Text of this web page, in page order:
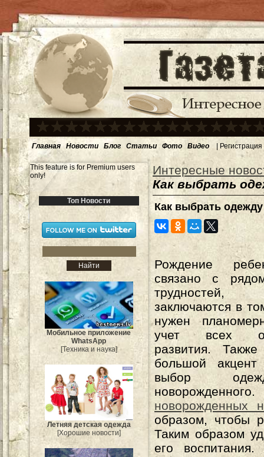
Главная Новости Блог Статьи Фото Видео | Регистрация
This feature is for Premium users
only!
Топ Новости
Мобильное приложение
WhatsApp
[Техника и наука]
Летняя детская одежда
[Хорошие новости]
Интересные
Как выбрать
Как выбрать
Рождение
связано с
заключаются в
нужен
учет всех
развития.
большой
выбор
новорожденных
образом, чтобы
Таким образом
его